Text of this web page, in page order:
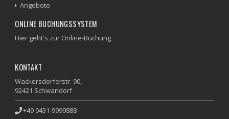
Angebote
ONLINE BUCHUNGSSYSTEM
Hier geht's zur Online-Buchung
KONTAKT
Wackersdorferstr. 90,
92421 Schwandorf
+49 9431-9999888